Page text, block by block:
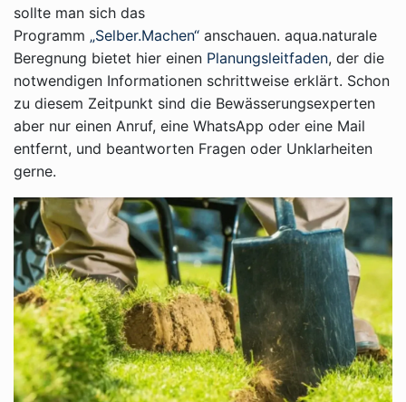
sollte man sich das
Programm „Selber.Machen“ anschauen. aqua.naturale
Beregnung bietet hier einen Planungsleitfaden, der die
notwendigen Informationen schrittweise erklärt. Schon
zu diesem Zeitpunkt sind die Bewässerungsexperten
aber nur einen Anruf, eine WhatsApp oder eine Mail
entfernt, und beantworten Fragen oder Unklarheiten
gerne.